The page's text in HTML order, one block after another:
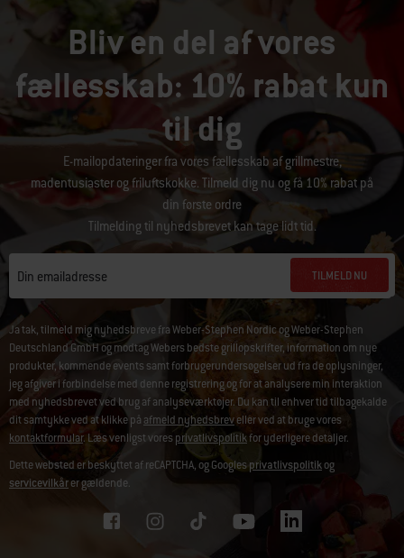
Bliv en del af vores
fællesskab: 10% rabat kun
til dig
E-mailopdateringer fra vores fællesskab af grillmestre,
madentusiaster og friluftskokke. Tilmeld dig nu og få 10% rabat på
din første ordre
Tilmelding til nyhedsbrevet kan tage lidt tid.
Din emailadresse TILMELD NU
Ja tak, tilmeld mig nyhedsbreve fra Weber-Stephen Nordic og Weber-Stephen
Deutschland GmbH og modtag Webers bedste grillopskrifter, information om nye
produkter, kommende events samt forbrugerundersøgelser ud fra de oplysninger,
jeg afgiver i forbindelse med denne registrering og for at analysere min interaktion
med nyhedsbrevet ved brug af analyseværktøjer. Du kan til enhver tid tilbagekalde
dit samtykke ved at klikke på afmeld nyhedsbreveller ved at bruge vores
kontaktformular. Læs venligst voresprivatlivspolitikfor yderligere detaljer.
Dette websted er beskyttet af reCAPTCHA, og Googlesprivatlivspolitikog
servicevilkårer gældende.